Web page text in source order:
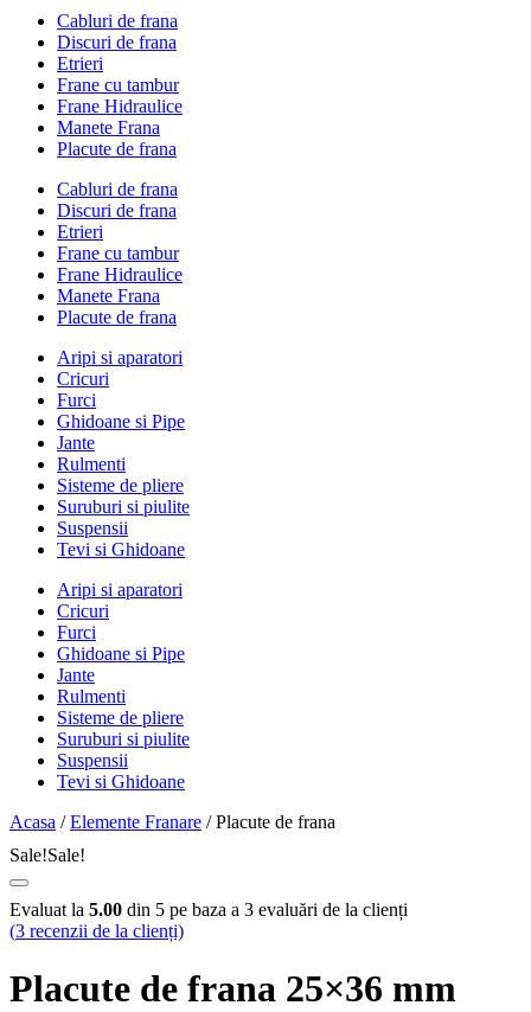
Cabluri de frana
Discuri de frana
Etrieri
Frane cu tambur
Frane Hidraulice
Manete Frana
Placute de frana
Cabluri de frana
Discuri de frana
Etrieri
Frane cu tambur
Frane Hidraulice
Manete Frana
Placute de frana
Aripi si aparatori
Cricuri
Furci
Ghidoane si Pipe
Jante
Rulmenti
Sisteme de pliere
Suruburi si piulite
Suspensii
Tevi si Ghidoane
Aripi si aparatori
Cricuri
Furci
Ghidoane si Pipe
Jante
Rulmenti
Sisteme de pliere
Suruburi si piulite
Suspensii
Tevi si Ghidoane
Acasa /Elemente Franare / Placute de frana
Sale!Sale!
Evaluat la 5.00 din 5 pe baza a 3 evaluări de la clienți
(3 recenzii de la clienți)
Placute de frana 25×36 mm